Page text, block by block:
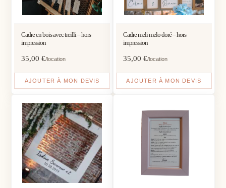
Cadre en bois avec treilli – hors
impression
35,00€/location
AJOUTER À MON DEVIS
Cadre meli melo doré – hors
impression
35,00 €/location
AJOUTER À MON DEVIS